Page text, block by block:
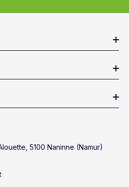
5100 Naninne (Namur)